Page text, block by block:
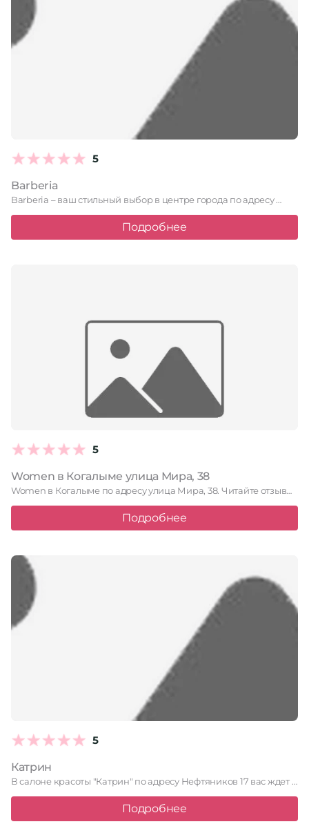
5
Barberia
Barberia – ваш стильный выбор в центре города по адресу …
Подробнее
5
Women в Когалыме улица Мира, 38
Women в Когалыме по адресу улица Мира, 38. Читайте отзывы, …
Подробнее
5
Катрин
В салоне красоты "Катрин" по адресу Нефтяников 17 вас ждет …
Подробнее